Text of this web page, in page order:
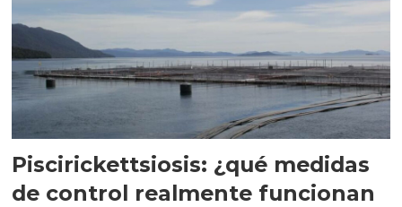
Piscirickettsiosis: ¿qué medidas
de control realmente funcionan